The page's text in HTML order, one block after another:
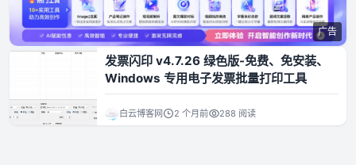
网站源码
软件仓库
主题插件
广告
发票闪印 v4.7.26 绿色版-免费、免安装、
Windows 专用电子发票批量打印工具
白云博客网 2 个月前 288 阅读